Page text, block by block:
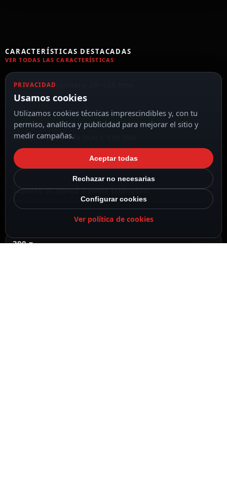
CARACTERÍSTICAS DESTACADAS
VER TODAS LAS CARACTERÍSTICAS
Rango de diámetro 20~125 mm
135 mm (Al) x 160 (An) x 170 (Fo)
Soporte de pared o poste triangular
300 g
PRIVACIDAD
Usamos cookies
Utilizamos cookies técnicas imprescindibles y, con tu
permiso, analítica y publicidad para mejorar el sitio y
medir campañas.
Aceptar todas
Rechazar no necesarias
Configurar cookies
Ver política de cookies